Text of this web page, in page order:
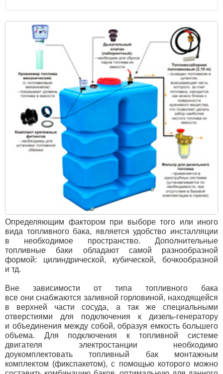
Определяющим фактором при выборе того или иного
вида топливного бака, является удобство инсталляции
в необходимое пространство. Дополнительные
топливные баки обладают самой разнообразной
формой: цилиндрической, кубической, бочкообразной
и тд.
Вне зависимости от типа топливного бака
все они снабжаются заливной горловиной, находящейся
в верхней части сосуда, а так же специальными
отверстиями для подключения к дизель-генератору
и объединения между собой, образуя емкость большего
объема. Для подключения к топливной системе
двигателя электростанции необходимо
доукомплектовать топливный бак монтажным
комплектом (фикспакетом), с помощью которого можно